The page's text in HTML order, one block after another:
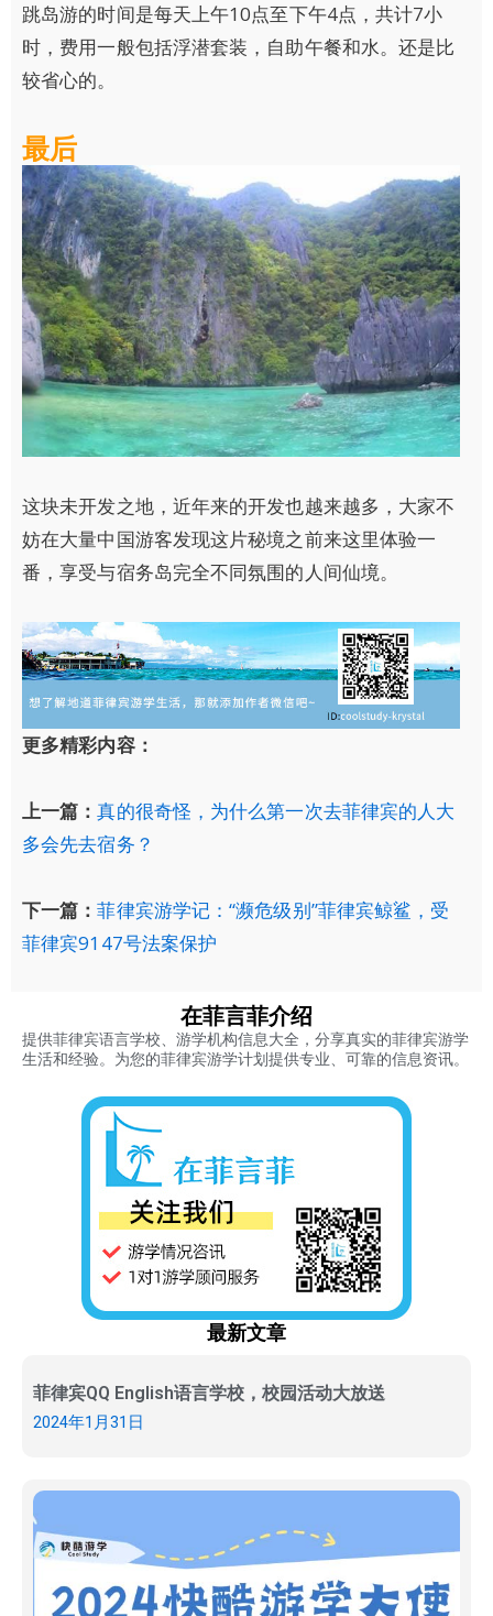
跳岛游的时间是每天上午10点至下午4点，共计7小
时，费用一般包括浮潜套装，自助午餐和水。还是比
较省心的。
最后
这块未开发之地，近年来的开发也越来越多，大家不
妨在大量中国游客发现这片秘境之前来这里体验一
番，享受与宿务岛完全不同氛围的人间仙境。
更多精彩内容：
上一篇：真的很奇怪，为什么第一次去菲律宾的人大
多会先去宿务？
下一篇：菲律宾游学记：“濒危级别”菲律宾鲸鲨，受
菲律宾9147号法案保护
在菲言菲介绍
提供菲律宾语言学校、游学机构信息大全，分享真实的菲律宾游学
生活和经验。为您的菲律宾游学计划提供专业、可靠的信息资讯。
最新文章
菲律宾QQ English语言学校，校园活动大放送
2024年1月31日